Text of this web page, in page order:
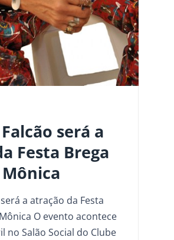
será a
Festa Brega
a atração da Festa
O evento acontece
no Salão Social do Clube